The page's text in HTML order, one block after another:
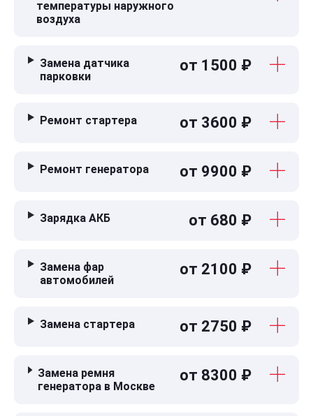
температуры наружного
воздуха
Замена датчика
парковки
от 1500 ₽
Ремонт стартера от 3600 ₽
Ремонт генератора от 9900 ₽
Зарядка АКБ от 680 ₽
Замена фар
автомобилей
от 2100 ₽
Замена стартера от 2750 ₽
Замена ремня
генератора в Москве
от 8300 ₽